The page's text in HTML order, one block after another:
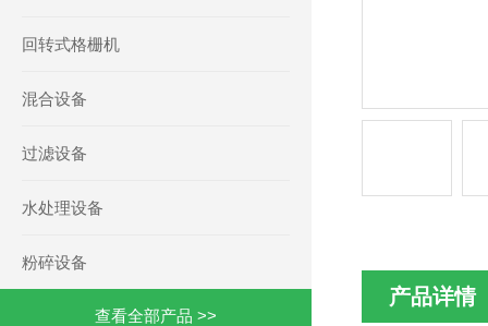
回转式格栅机
混合设备
过滤设备
水处理设备
粉碎设备
查看全部产品 >>
产品详情